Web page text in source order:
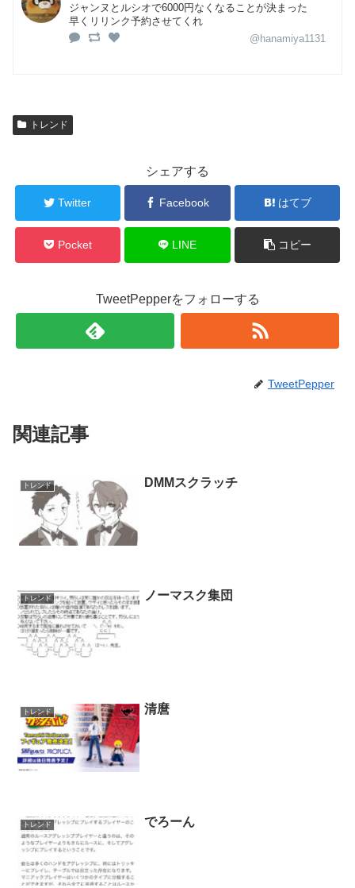
ジャンヌとルシオで6000円なくなることが決まった
早くリリンク予約させてくれ
@hanamiya1131
トレンド
シェアする
Twitter Facebook はてブ
Pocket LINE コピー
TweetPepperをフォローする
TweetPepper
関連記事
トレンド DMMスクラッチ
トレンド ノーマスク集団
トレンド 清麿
トレンド でろーん